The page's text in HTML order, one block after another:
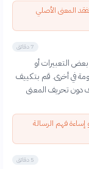
المعنى الأصلي
7 دقائق
بعض التعبيرات أو
في أخرى. قم بتكييف
دون تحريف المعنى
فهم الرسالة
5 دقائق